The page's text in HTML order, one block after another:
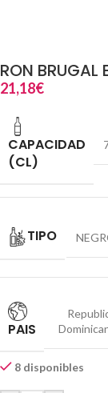
RON BRUGAL
21,18€
CAPACIDAD
(CL)
TIPO
PAIS
8 disponibles